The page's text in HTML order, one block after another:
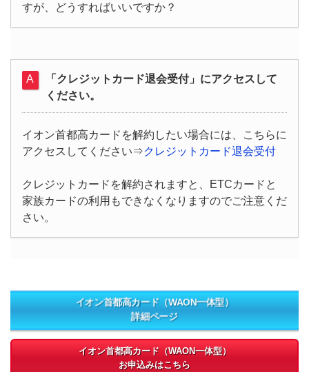
すが、どうすればいいですか？
「クレジットカード退会受付」にアクセスして
ください。
イオン首都高カードを解約したい場合には、こちらに
アクセスしてください⇒クレジットカード退会受付
クレジットカードを解約されますと、ETCカードと
家族カードの利用もできなくなりますのでご注意くだ
さい。
イオン首都高カード（WAON一体型）
詳細ページ
イオン首都高カード（WAON一体型）
お申込みはこちら